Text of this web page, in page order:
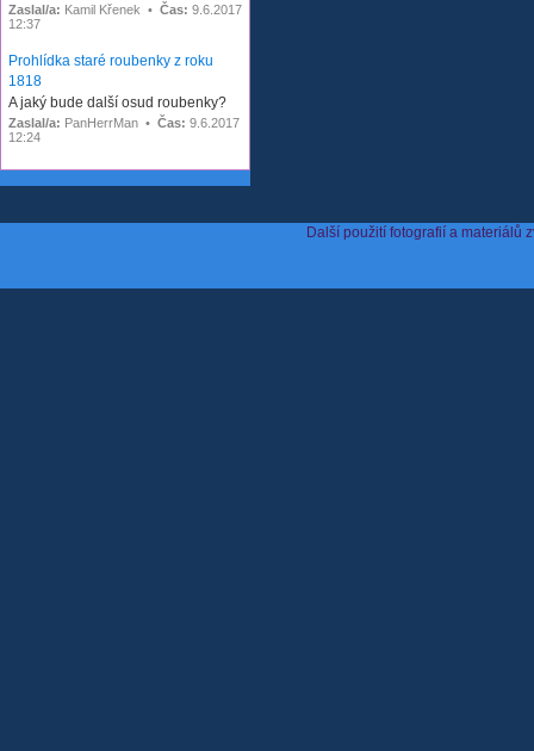
Zaslal/a: Kamil Křenek • Čas: 9.6.2017
12:37
Prohlídka staré roubenky z roku
1818
A jaký bude další osud roubenky?
Zaslal/a: PanHerrMan • Čas: 9.6.2017
12:24
Další použití fotografií a materiálů